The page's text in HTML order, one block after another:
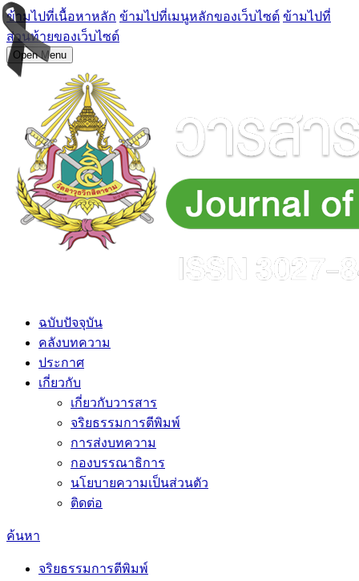
ข้ามไปที่เนื้อหาหลัก ข้ามไปที่เมนูหลักของเว็บไซต์ ข้ามไปที่
ส่วนท้ายของเว็บไซต์
Open Menu
ฉบับปัจจุบัน
คลังบทความ
ประกาศ
เกี่ยวกับ
เกี่ยวกับวารสาร
จริยธรรมการตีพิมพ์
การส่งบทความ
กองบรรณาธิการ
นโยบายความเป็นส่วนตัว
ติดต่อ
ค้นหา
จริยธรรมการตีพิมพ์